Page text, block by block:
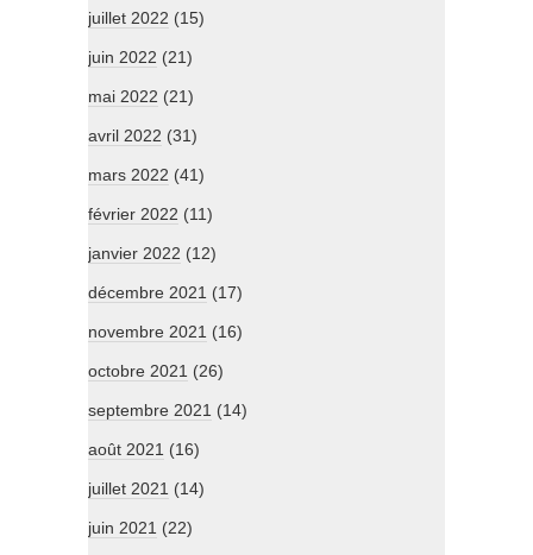
juillet 2022 (15)
juin 2022 (21)
mai 2022 (21)
avril 2022 (31)
mars 2022 (41)
février 2022 (11)
janvier 2022 (12)
décembre 2021 (17)
novembre 2021 (16)
octobre 2021 (26)
septembre 2021 (14)
août 2021 (16)
juillet 2021 (14)
juin 2021 (22)